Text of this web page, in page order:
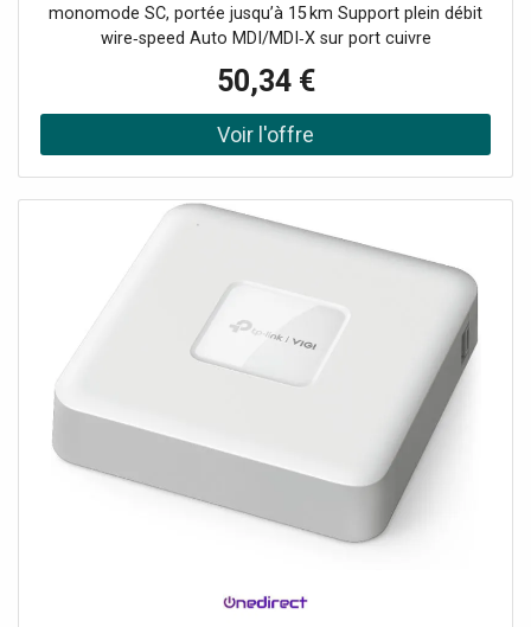
monomode SC, portée jusqu’à 15 km Support plein débit
wire‑speed Auto MDI/MDI‑X sur port cuivre
MC1400 LED statut réseau & alimentation Compatible
IEEE 802.3z/ab standards Faible consommation (
50,34 €